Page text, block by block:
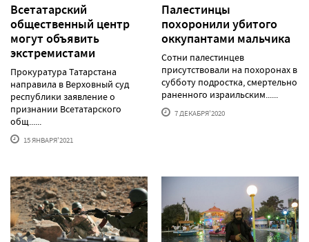
Всетатарский
общественный центр
могут объявить
экстремистами
Прокуратура Татарстана
направила в Верховный суд
республики заявление о
признании Всетатарского
общ......
15 ЯНВАРЯ'2021
Палестинцы
похоронили убитого
оккупантами мальчика
Сотни палестинцев
присутствовали на похоронах в
субботу подростка, смертельно
раненного израильским......
7 ДЕКАБРЯ'2020